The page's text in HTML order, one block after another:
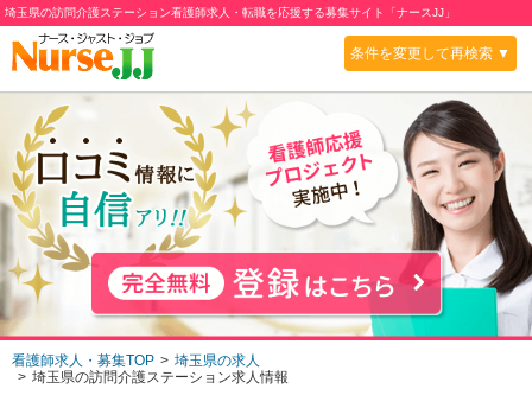
埼玉県の訪問介護ステーション看護師求人・転職を応援する募集サイト「ナースJJ」
条件を変更して再検索 ▼
看護師求人・募集TOP
埼玉県の求人
埼玉県の訪問介護ステーション求人情報